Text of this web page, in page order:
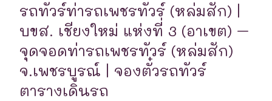
รถทัวร์ท่ารถเพชรทัวร์ (หล่มสัก) |
บขส. เชียงใหม่ แห่งที่ 3 (อาเขต) –
จุดจอดท่ารถเพชรทัวร์ (หล่มสัก)
จ.เพชรบูรณ์ | จองตั๋วรถทัวร์
ตารางเดินรถ